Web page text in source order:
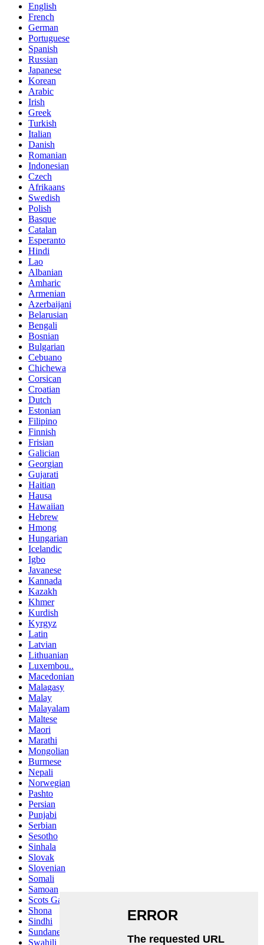
English
French
German
Portuguese
Spanish
Russian
Japanese
Korean
Arabic
Irish
Greek
Turkish
Italian
Danish
Romanian
Indonesian
Czech
Afrikaans
Swedish
Polish
Basque
Catalan
Esperanto
Hindi
Lao
Albanian
Amharic
Armenian
Azerbaijani
Belarusian
Bengali
Bosnian
Bulgarian
Cebuano
Chichewa
Corsican
Croatian
Dutch
Estonian
Filipino
Finnish
Frisian
Galician
Georgian
Gujarati
Haitian
Hausa
Hawaiian
Hebrew
Hmong
Hungarian
Icelandic
Igbo
Javanese
Kannada
Kazakh
Khmer
Kurdish
Kyrgyz
Latin
Latvian
Lithuanian
Luxembou..
Macedonian
Malagasy
Malay
Malayalam
Maltese
Maori
Marathi
Mongolian
Burmese
Nepali
Norwegian
Pashto
Persian
Punjabi
Serbian
Sesotho
Sinhala
Slovak
Slovenian
Somali
Samoan
Scots Gaelic
Shona
Sindhi
Sundanese
Swahili